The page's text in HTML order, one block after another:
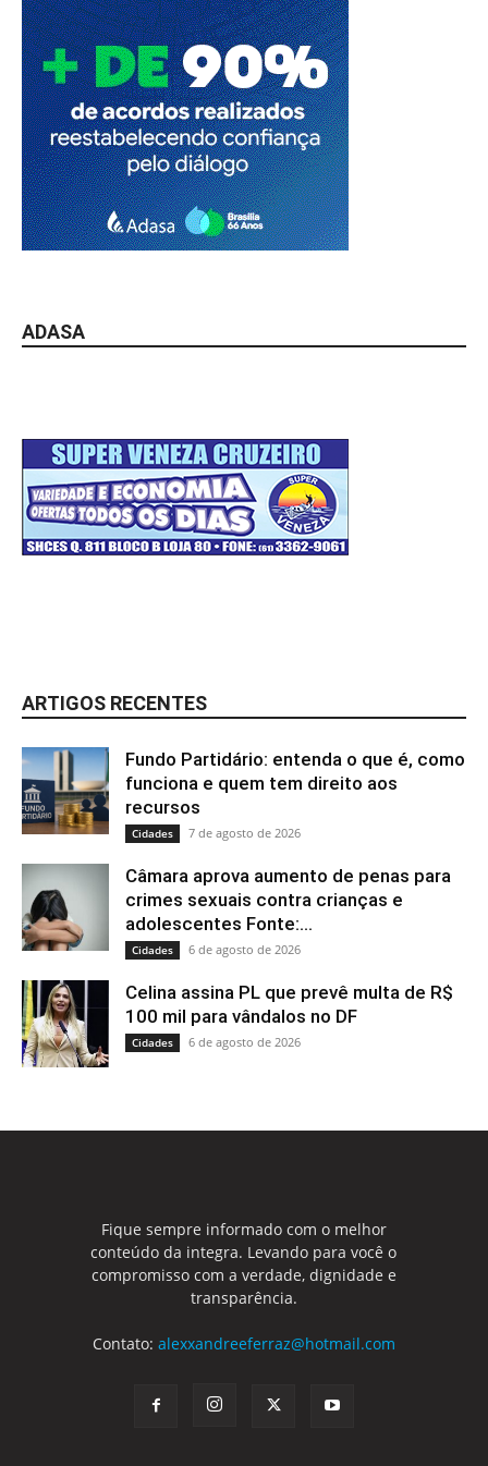
ADASA
ARTIGOS RECENTES
Fundo Partidário: entenda o que é, como
funciona e quem tem direito aos
recursos
Cidades 7 de agosto de 2026
Câmara aprova aumento de penas para
crimes sexuais contra crianças e
adolescentes Fonte:...
Cidades 6 de agosto de 2026
Celina assina PL que prevê multa de R$
100 mil para vândalos no DF
Cidades 6 de agosto de 2026
Fique sempre informado com o melhor
conteúdo da integra. Levando para você o
compromisso com a verdade, dignidade e
transparência.
Contato: alexxandreeferraz@hotmail.com